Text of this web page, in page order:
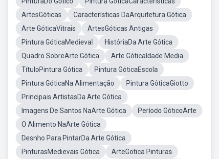
ArtesGóticas
Características DaArquitetura Gótica
Arte GóticaVitrais
ArtesGóticas Antigas
Pintura GóticaMedieval
HistóriaDa Arte Gótica
Quadro SobreArte Gótica
Arte GóticaIdade Media
TítuloPintura Gótica
Pintura GóticaEscola
Pintura GóticaNa Alimentação
Pintura GóticaGiotto
Principais ArtistasDa Arte Gótica
Imagens De Santos NaArte Gótica
Período GóticoArte
O Alimento NaArte Gótica
Desnho Para PintarDa Arte Gótica
PinturasMedievais Gótica
ArteGotica Pinturas